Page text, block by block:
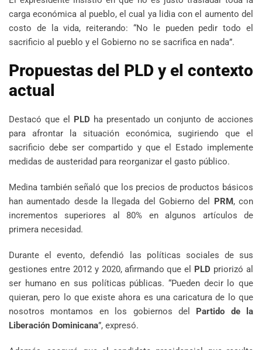
carga económica al pueblo, el cual ya lidia con el aumento del
costo de la vida, reiterando: “No le pueden pedir todo el
sacrificio al pueblo y el Gobierno no se sacrifica en nada”.
Propuestas del PLD y el contexto
actual
Destacó que el PLD ha presentado un conjunto de acciones
para afrontar la situación económica, sugiriendo que el
sacrificio debe ser compartido y que el Estado implemente
medidas de austeridad para reorganizar el gasto público.
Medina también señaló que los precios de productos básicos
han aumentado desde la llegada del Gobierno del PRM, con
incrementos superiores al 80% en algunos artículos de
primera necesidad.
Durante el evento, defendió las políticas sociales de sus
gestiones entre 2012 y 2020, afirmando que el PLD priorizó al
ser humano en sus políticas públicas. “Pueden decir lo que
quieran, pero lo que existe ahora es una caricatura de lo que
nosotros montamos en los gobiernos del Partido de la
Liberación Dominicana”, expresó.